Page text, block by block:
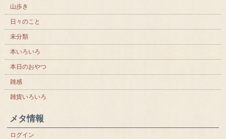
山歩き
日々のこと
未分類
本いろいろ
本日のおやつ
雑感
雑貨いろいろ
メタ情報
ログイン